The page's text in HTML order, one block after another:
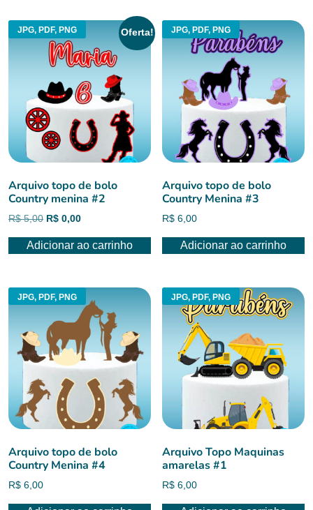
JPG, PDF, PNG Oferta!
Arquivo topo de bolo
Country menina #2
R$5,00 O
original
R$ 0,00O
atual
Adicionar ao carrinho
JPG, PDF, PNG
Arquivo topo de bolo
Country Menina #3
R$ 6,00
Adicionar ao carrinho
JPG, PDF, PNG
Arquivo topo de bolo
Country Menina #4
R$ 6,00
JPG, PDF, PNG
Arquivo Topo Maquinas
amarelas #1
R$ 6,00